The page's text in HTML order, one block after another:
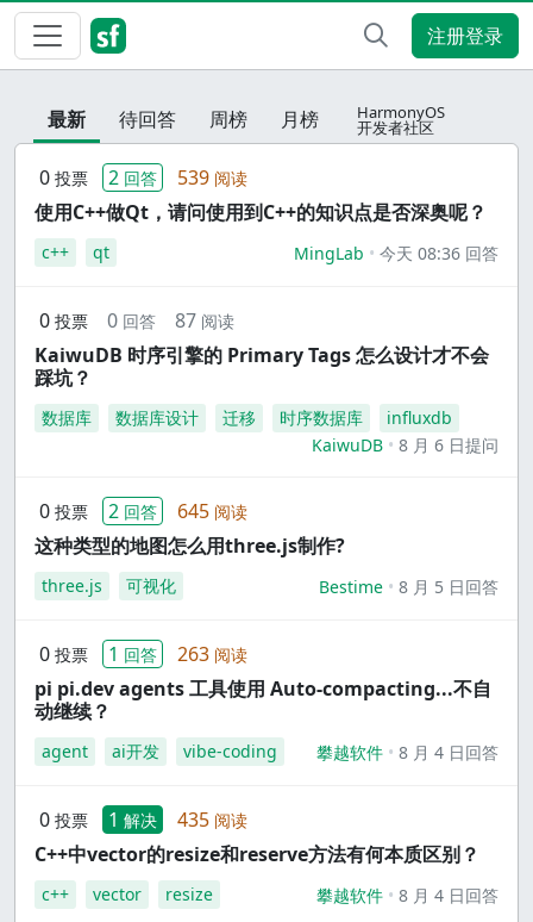
注册登录
最新 待回答 周榜 月榜 HarmonyOS
开发者社区
0 投票 2 回答 539 阅读
使用C++做Qt，请问使用到C++的知识点是否深奥呢？
c++ qt MingLab 今天 08:36 回答
0 投票 0 回答 87 阅读
KaiwuDB 时序引擎的 Primary Tags 怎么设计才不会
踩坑？
数据库 数据库设计 迁移 时序数据库
influxdb
KaiwuDB
8 月 6 日提问
0 投票 2 回答 645 阅读
这种类型的地图怎么用three.js制作?
three.js 可视化 Bestime 8 月 5 日回答
0 投票 1 回答 263 阅读
pi pi.dev agents 工具使用 Auto-compacting...不自
动继续？
agent ai开发 vibe-coding 攀越软件 8 月 4 日回答
0 投票 1 解决 435 阅读
C++中vector的resize和reserve方法有何本质区别？
c++ vector resize 攀越软件 8 月 4 日回答